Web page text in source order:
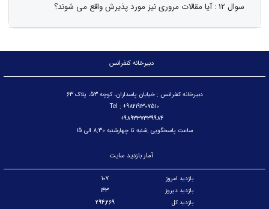
سوال 12 : آیا مقالات مروری نیز مورد پذیرش واقع می شوند؟
دبیرخانه کنفرانس
دبیرخانه کنفرانس : خیابان پاسداران، کوچه 53، پلاک 63
Tel : +982191307510
989337339984+
ساعت پاسخگویی :شنبه تا چهارشنبه 8:30 الی 15
آمار بازدید سایت
بازدید امروز
107
بازدید دیروز
143
بازدید کل
294,269